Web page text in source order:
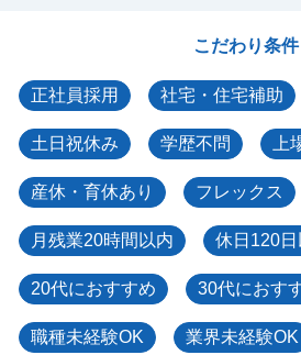
こだわり条件
正社員採用 社宅・住宅補助
土日祝休み 学歴不問 上
産休・育休あり フレックス
月残業20時間以内 休日120日
20代におすすめ 30代におす
職種未経験OK 業界未経験OK